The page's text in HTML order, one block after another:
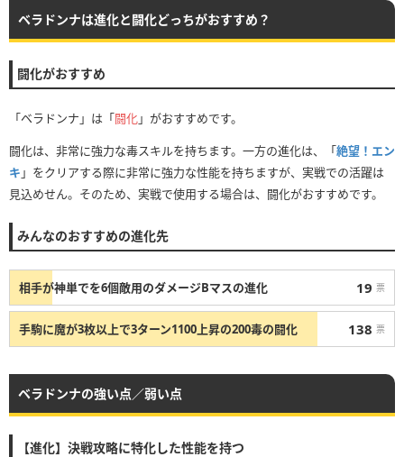
ベラドンナは進化と闘化どっちがおすすめ？
闘化がおすすめ
「ベラドンナ」は「闘化」がおすすめです。
闘化は、非常に強力な毒スキルを持ちます。一方の進化は、「絶望！エン
キ 」をクリアする際に非常に強力な性能を持ちますが、実戦での活躍は
見込めせん。そのため、実戦で使用する場合は、闘化がおすすめです。
みんなのおすすめの進化先
相手が神単でを6個敵用のダメージBマスの進化 19 票
手駒に魔が3枚以上で3ターン1100上昇の200毒の闘化 138 票
ベラドンナの強い点／弱い点
【進化】決戦攻略に特化した性能を持つ